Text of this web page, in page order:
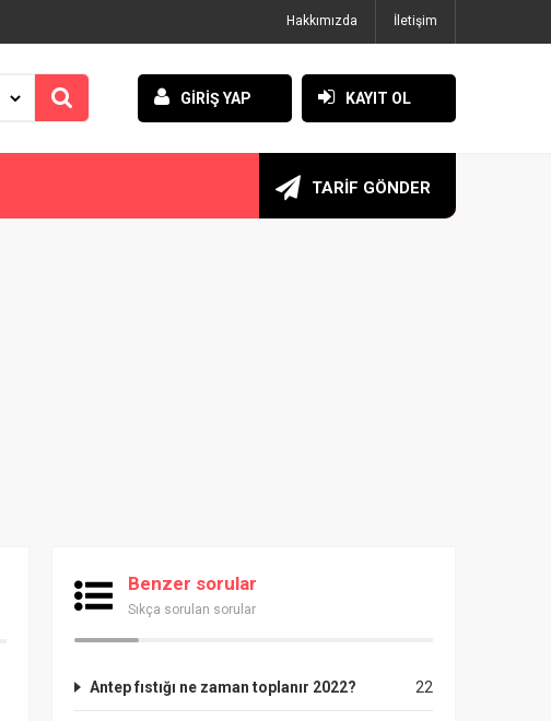
Hakkımızda İletişim
GİRİŞ YAP KAYIT OL
TARİF GÖNDER
Benzer sorular
Sıkça sorulan sorular
22
Antep fıstığı ne zaman toplanır 2022?